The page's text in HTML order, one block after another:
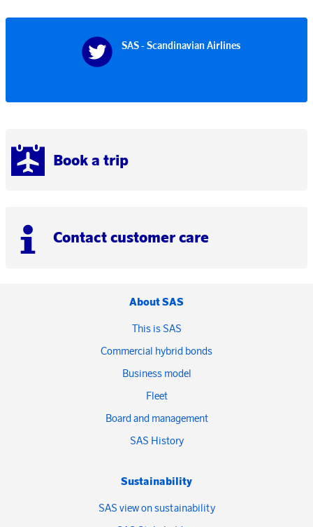
Book a trip
Contact customer care
SAS - Scandinavian Airlines
About SAS
This is SAS
Commercial hybrid bonds
Business model
Fleet
Board and management
SAS History
Sustainability
SAS view on sustainability